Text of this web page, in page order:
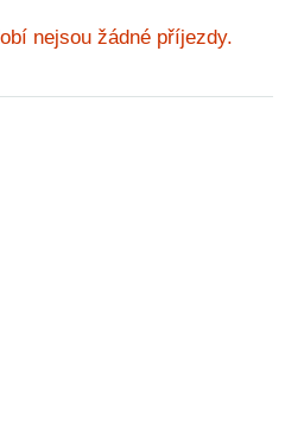
nejsou žádné příjezdy.